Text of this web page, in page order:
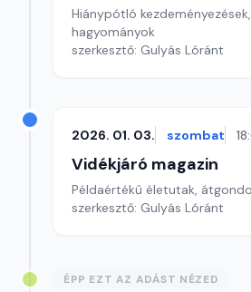
Hiánypótló
hagyományok
szerkesztő: Gulyás Lóránt
2026. 01. 03. szombat
Vidékjáró magazin
Példaértékű életutak,
szerkesztő: Gulyás Lóránt
ÉPP EZT AZ ADÁST NÉZED